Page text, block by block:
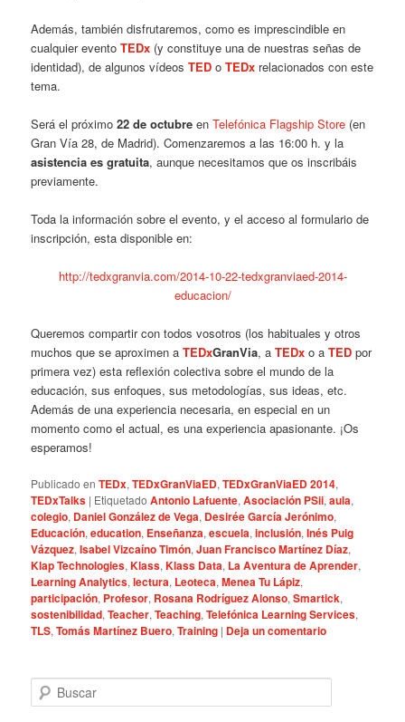
Además, también disfrutaremos, como es imprescindible en
cualquier eventoTEDx (y constituye una de nuestras señas de
identidad), de algunos vídeosTED oTEDx relacionados con este
tema.
Será el próximo22 de octubre enTelefónica Flagship Store (en
Gran Vía 28, de Madrid). Comenzaremos a las 16:00 h. y la
asistencia es gratuita, aunque necesitamos que os inscribáis
previamente.
Toda la información sobre el evento, y el acceso al formulario de
inscripción, esta disponible en:
http://tedxgranvia.com/2014-10-22-tedxgranviaed-2014-
educacion/
Queremos compartir con todos vosotros (los habituales y otros
muchos que se aproximen aTEDxGranVia, aTEDx o aTED por
primera vez) esta reflexión colectiva sobre el mundo de la
educación, sus enfoques, sus metodologías, sus ideas, etc.
Además de una experiencia necesaria, en especial en un
momento como el actual, es una experiencia apasionante. ¡Os
esperamos!
Publicado en TEDx,TEDxGranViaED,TEDxGranViaED 2014,
TEDxTalks | Etiquetado Antonio Lafuente,Asociación PSii,aula,
colegio, Daniel González de Vega, Desirée García Jerónimo,
Educación,education, Enseñanza,escuela,inclusión,Inés Puig
Vázquez,Isabel Vizcaíno Timón,Juan Francisco Martínez Díaz,
Klap Technologies,Klass,Klass Data, La Aventura de Aprender,
Learning Analytics,lectura, Leoteca,Menea Tu Lápiz,
participación, Profesor, Rosana Rodríguez Alonso,Smartick,
sostenibilidad,Teacher,Teaching,Telefónica Learning Services,
TLS,Tomás Martínez Buero,Training | Deja un comentario
u